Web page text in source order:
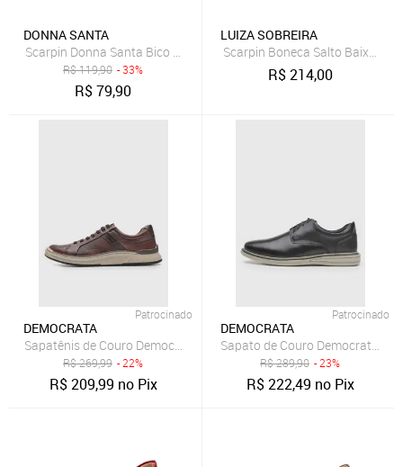
DONNA SANTA
Scarpin Donna Santa Bico Redondo Tradicional Vermelho
R$119,90 - 33%
R$79,90
LUIZA SOBREIRA
Scarpin Boneca Salto Baixo
R$214,00
Patrocinado
DEMOCRATA
Sapatênis de Couro Democrata Recortes Caramelo
R$269,99 - 22%
R$209,99 no Pix
Patrocinado
DEMOCRATA
Sapato de Couro Democrata
R$289,90 - 23%
R$222,49 no Pix